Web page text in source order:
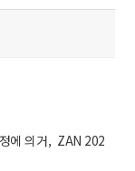
에 의거, ZAN 202